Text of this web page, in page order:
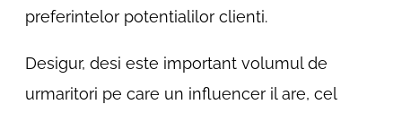
preferintelor potentialilor clienti.
Desigur, desi este important volumul de
urmaritori pe care un influencer il are, cel